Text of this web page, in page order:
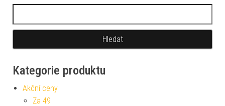
Kategorie produktu
Akční ceny
Za 49